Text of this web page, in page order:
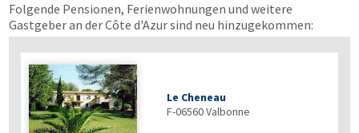
Folgende Pensionen, Ferienwohnungen und weitere
Gastgeber an der Côte d'Azur sind neu hinzugekommen:
Le Cheneau
F-06560Valbonne